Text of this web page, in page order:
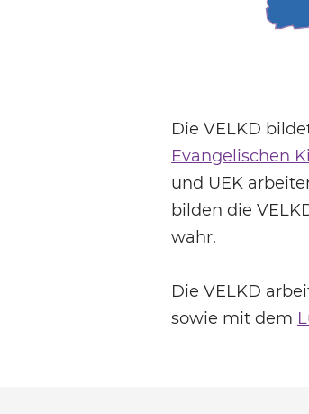
Die VELKD
Evangelischen
und UEK
bilden die
wahr.
Die VELKD
sowie mit dem